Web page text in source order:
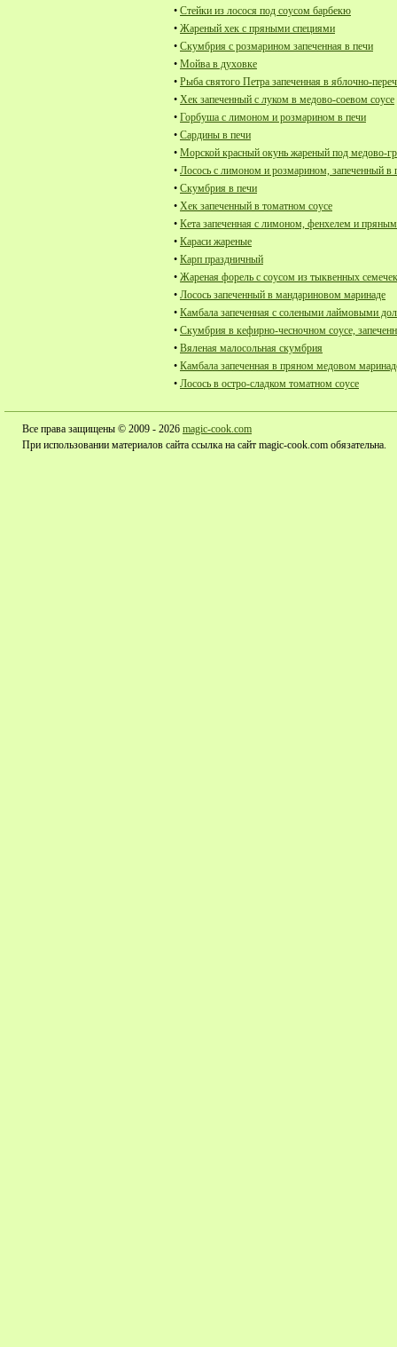
• Стейки из лосося под соусом барбекю
• Жареный хек с пряными специями
• Скумбрия с розмарином запеченная в печи
• Мойва в духовке
• Рыба святого Петра запеченная в яблочно-
• Хек запеченный с луком в медово-соевом соусе
• Горбуша с лимоном и розмарином в печи
• Сардины в печи
• Морской красный окунь жареный под медово-
• Лосось с лимоном и розмарином, запеченный в
• Скумбрия в печи
• Хек запеченный в томатном соусе
• Кета запеченная с лимоном, фенхелем и
• Караси жареные
• Карп праздничный
• Жареная форель с соусом из тыквенных
• Лосось запеченный в мандариновом маринаде
• Камбала запеченная с солеными лаймовыми
• Скумбрия в кефирно-чесночном соусе,
• Вяленая малосольная скумбрия
• Камбала запеченная в пряном медовом
• Лосось в остро-сладком томатном соусе
Все права защищены © 2009 - 2026 magic-cook.com
При использовании материалов сайта ссылка на сайт magic-cook.com обязательна.